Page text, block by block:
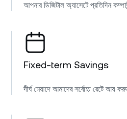
আপনার ডিজিটাল অ্যাসেটে প্রতিদিন
Fixed-term Savings
দীর্ঘ মেয়াদে আমাদের সর্বোচ্চ রেটে আয়